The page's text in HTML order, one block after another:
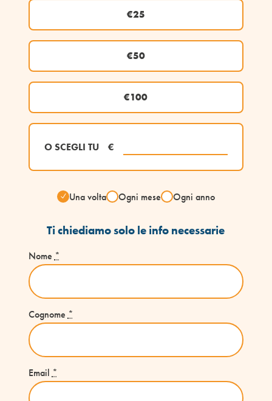
€25
€50
€100
O SCEGLI TU €
Una volta Ogni mese Ogni anno
Ti chiediamo solo le info necessarie
Nome*
Cognome*
Email*